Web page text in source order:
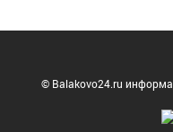
© Balakovo24.ru